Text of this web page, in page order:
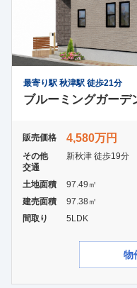
最寄り駅 秋津駅 徒歩21分
ブルーミングガーデ
販売価格 4,580万円
その他
交通
新秋津 徒歩19分
土地面積
97.49㎡
建売面積
97.38㎡
間取り
5LDK
物